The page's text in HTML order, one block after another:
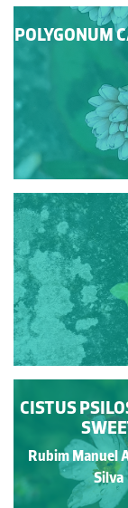
POLYGONUM
Pedro
CISTUS
Rubim Manuel
Silva